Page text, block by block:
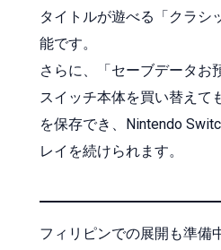
タイトルが遊べる「クラシ
能です。
さらに、「セーブデータお
スイッチ本体を買い替えて
を保存でき、Nintendo
レイを続けられます。
フィリピンでの展開も準備